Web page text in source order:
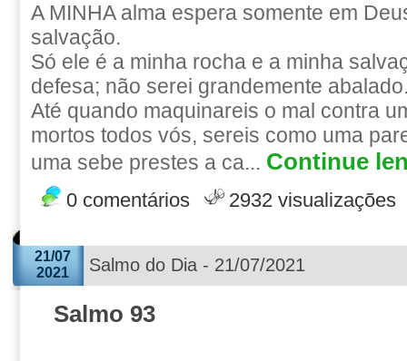
A MINHA alma espera somente em
salvação.
Só ele é a minha rocha e a minha
defesa; não serei grandemente
Até quando maquinareis o mal contra
mortos todos vós, sereis como uma
uma sebe prestes a ca... Continue
0 comentários 2932 visualizações
21/07
2021
Salmo do Dia - 21/07/2021
Salmo 93